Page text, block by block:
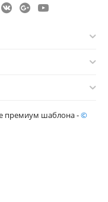
премиум шаблона -©